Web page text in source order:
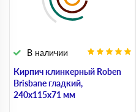
Кирпич клинкерный Roben
Brisbane гладкий,
240х115х71 мм
В наличии